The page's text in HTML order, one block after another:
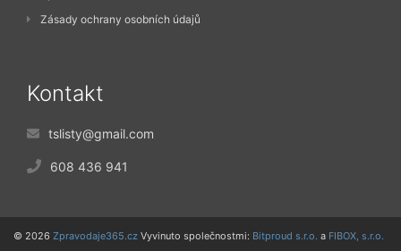
Zásady ochrany osobních údajů
Kontakt
tslisty@gmail.com
608 436 941
© 2026 Zpravodaje365.cz Vyvinuto společnostmi: Bitproud s.r.o. a FIBOX, s.r.o.